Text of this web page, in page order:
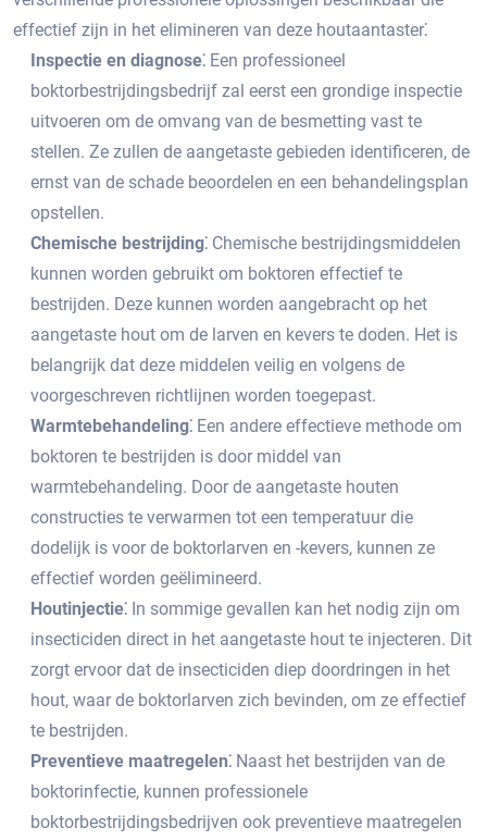
effectief zijn in het elimineren van deze houtaantaster⁚
Inspectie en diagnose⁚ Een professioneel
boktorbestrijdingsbedrijf zal eerst een grondige inspectie
uitvoeren om de omvang van de besmetting vast te
stellen.​ Ze zullen de aangetaste gebieden identificeren, de
ernst van de schade beoordelen en een behandelingsplan
opstellen.
Chemische bestrijding⁚ Chemische bestrijdingsmiddelen
kunnen worden gebruikt om boktoren effectief te
bestrijden.​ Deze kunnen worden aangebracht op het
aangetaste hout om de larven en kevers te doden.​ Het is
belangrijk dat deze middelen veilig en volgens de
voorgeschreven richtlijnen worden toegepast.​
Warmtebehandeling⁚ Een andere effectieve methode om
boktoren te bestrijden is door middel van
warmtebehandeling.​ Door de aangetaste houten
constructies te verwarmen tot een temperatuur die
dodelijk is voor de boktorlarven en -kevers, kunnen ze
effectief worden geëlimineerd.​
Houtinjectie⁚ In sommige gevallen kan het nodig zijn om
insecticiden direct in het aangetaste hout te injecteren.​ Dit
zorgt ervoor dat de insecticiden diep doordringen in het
hout, waar de boktorlarven zich bevinden, om ze effectief
te bestrijden.
Preventieve maatregelen⁚ Naast het bestrijden van de
boktorinfectie, kunnen professionele
boktorbestrijdingsbedrijven ook preventieve maatregelen